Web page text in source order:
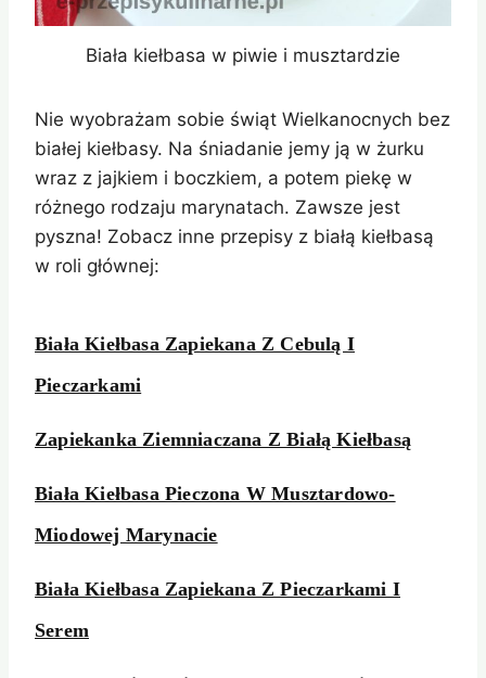
Biała kiełbasa w piwie i musztardzie
Nie wyobrażam sobie świąt Wielkanocnych bez
białej kiełbasy. Na śniadanie jemy ją w żurku
wraz z jajkiem i boczkiem, a potem piekę w
różnego rodzaju marynatach. Zawsze jest
pyszna! Zobacz inne przepisy z białą kiełbasą
w roli głównej:
Biała Kiełbasa Zapiekana Z Cebulą I
Pieczarkami
Zapiekanka Ziemniaczana Z Białą Kiełbasą
Biała Kiełbasa Pieczona W Musztardowo-
Miodowej Marynacie
Biała Kiełbasa Zapiekana Z Pieczarkami I
Serem